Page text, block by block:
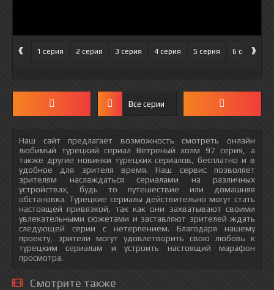
‹ 1 серия 2 серия 3 серия 4 серия 5 серия 6 серия
›
Все серии
Наш сайт предлагает возможность смотреть онлайн
любимый турецкий сериал Ветреный холм 97 серия, а
также другие новинки турецких сериалов, бесплатно и в
удобное для зрителя время. Наш сервис позволяет
зрителям наслаждаться сериалами на различных
устройствах, будь то путешествие или домашняя
обстановка. Турецкие сериалы действительно могут стать
настоящей привязкой, так как они захватывают своими
увлекательными сюжетами и заставляют зрителей ждать
следующей серии с нетерпением. Благодаря нашему
проекту, зрители могут удовлетворить свою любовь к
турецким сериалам и устроить настоящий марафон
просмотра.
Смотрите также